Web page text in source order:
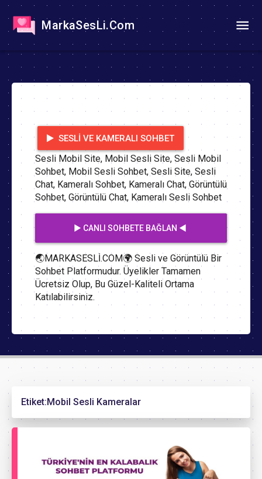
MarkaSesLi.Com
SESLI VE KAMERALI SOHBET
Sesli Mobil Site, Mobil Sesli Site, Sesli Mobil
Sohbet, Mobil Sesli Sohbet, Sesli Site, Sesli
Chat, Kameralı Sohbet, Kameralı Chat, Görüntülü
Sohbet, Görüntülü Chat, Kameralı Sesli Sohbet
▶️ CANLI SOHBETE BAĞLAN ◀️
🌏MARKASESLİ.COM🌍 Sesli ve Görüntülü Bir
Sohbet Platformudur. Üyelikler Tamamen
Ücretsiz Olup, Bu Güzel-Kaliteli Ortama
Katılabilirsiniz.
Etiket:Mobil Sesli Kameralar